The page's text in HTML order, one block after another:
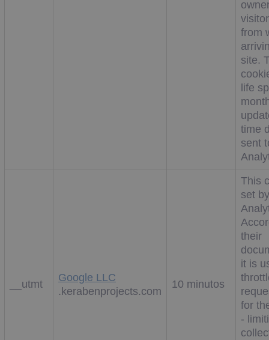
from
site.
life
time
sent
__utmt
Google LLC
.kerabenprojects.com
10 minutos
This
set
their
it is
for
-